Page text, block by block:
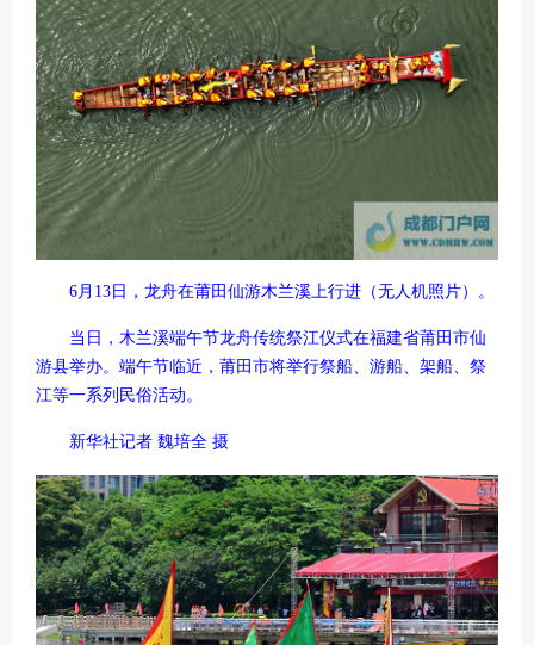
6月13日，龙舟在莆田仙游木兰溪上行进（无人机照片）。
当日，木兰溪端午节龙舟传统祭江仪式在福建省莆田市仙
游县举办。端午节临近，莆田市将举行祭船、游船、架船、祭
江等一系列民俗活动。
新华社记者 魏培全 摄